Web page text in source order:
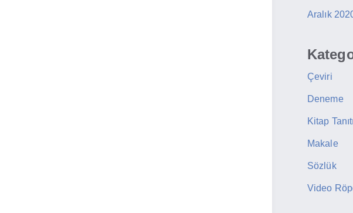
Aralık
Çeviri
Deneme
Kitap
Makale
Sözlük
Video